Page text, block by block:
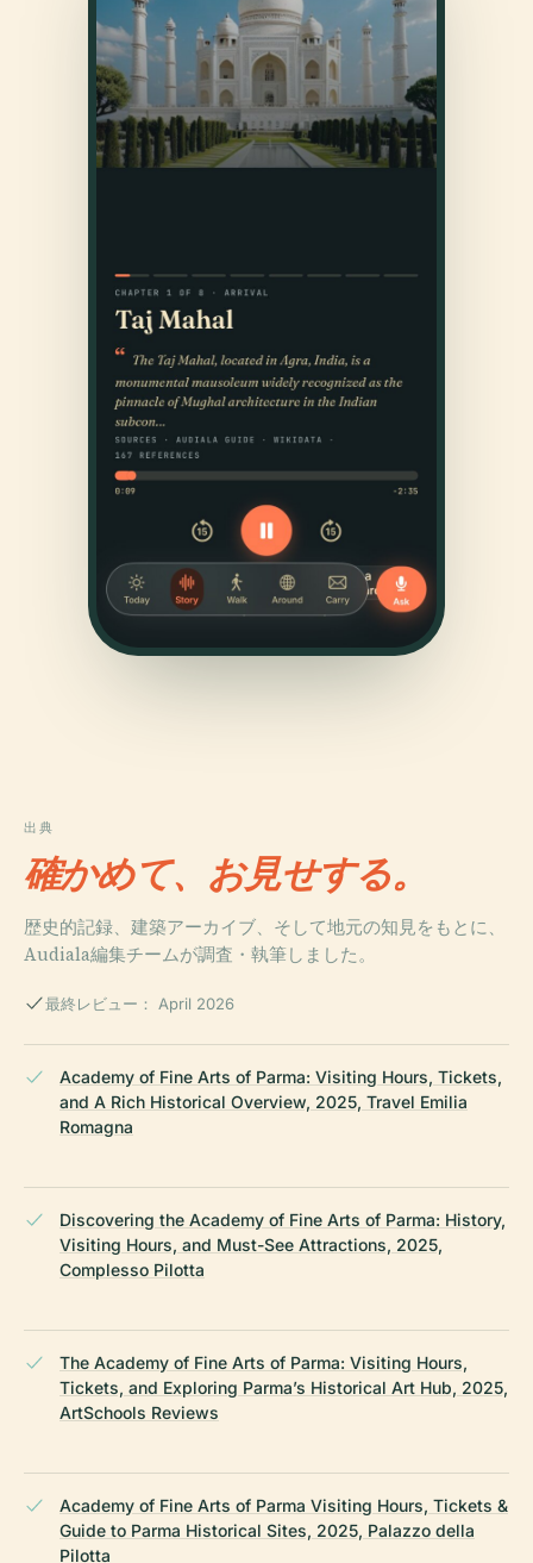
出典
確かめて、お見せする。
歴史的記録、建築アーカイブ、そして地元の知見をもとに、
Audiala編集チームが調査・執筆しました。
最終レビュー： April 2026
Academy of Fine Arts of Parma: Visiting Hours, Tickets,
and A Rich Historical Overview, 2025, Travel Emilia
Romagna
Discovering the Academy of Fine Arts of Parma: History,
Visiting Hours, and Must-See Attractions, 2025,
Complesso Pilotta
The Academy of Fine Arts of Parma: Visiting Hours,
Tickets, and Exploring Parma’s Historical Art Hub, 2025,
ArtSchools Reviews
Academy of Fine Arts of Parma Visiting Hours, Tickets &
Guide to Parma Historical Sites, 2025, Palazzo della
Pilotta